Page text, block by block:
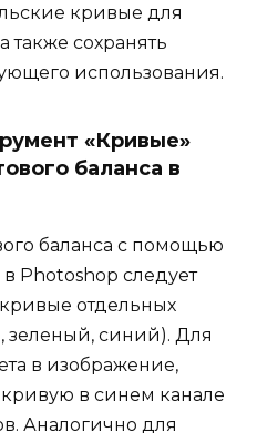
кривые для
также сохранять
использования.
«Кривые»
баланса в
баланса с помощью
Photoshop следует
отдельных
зеленый, синий). Для
в изображение,
в синем канале
Аналогично для